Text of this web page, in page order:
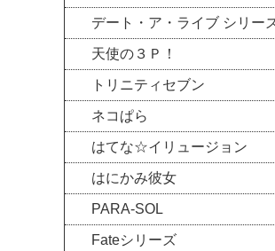
デート・ア・ライブ シリー
天使の３Ｐ！
トリニティセブン
ネコぱら
はてな☆イリュージョン
はにかみ彼女
PARA-SOL
Fateシリーズ